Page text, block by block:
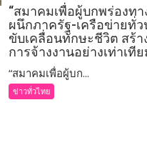
“สมาคมเพื่อผู้บกพร่องทา
ผนึกภาครัฐ-เครือข่ายทั่ว
ขับเคลื่อนทักษะชีวิต สร้า
การจ้างงานอย่างเท่าเทีย
“สมาคมเพื่อผู้บก...
ข่าวทั่วไทย